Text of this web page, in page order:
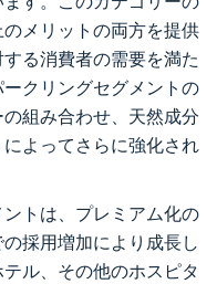
メリットの両方を提供
る消費者の需要を満た
クリングセグメントの
組み合わせ、天然成分
よってさらに強化され
トは、プレミアム化の
採用増加により成長し
ル、その他のホスピタ